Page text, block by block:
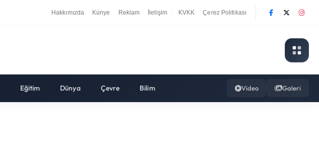
Hakkımızda Künye Reklam İletişim KVKK Çerez Politikası
Eğitim Dünya Çevre Bilim Video Galeri